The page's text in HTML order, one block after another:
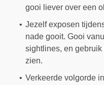
gooi liever over een
Jezelf exposen
nade gooit. Gooi
sightlines, en
zien.
Verkeerde volgorde